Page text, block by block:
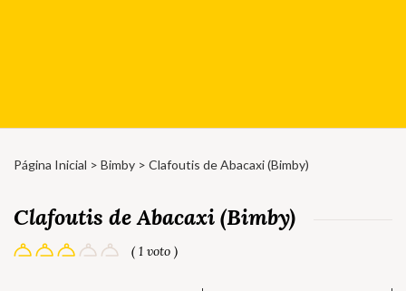
Página Inicial > Bimby > Clafoutis de Abacaxi (Bimby)
Clafoutis de Abacaxi (Bimby)
( 1 voto )